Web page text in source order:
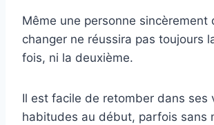
Même une personne sincèrement
changer ne réussira pas toujours
fois, ni la deuxième.
Il est facile de retomber dans ses
habitudes au début, parfois sans